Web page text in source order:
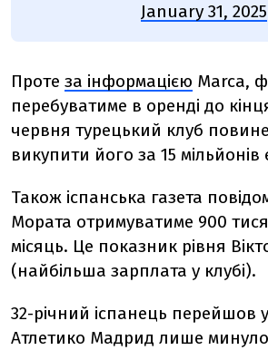
January 31, 2025
Проте за інформацією Marca,
перебуватиме в оренді до
червня турецький клуб
викупити його за 15 мільйонів
Також іспанська газета
Мората отримуватиме 900
місяць. Це показник рівня
(найбільша зарплата у клубі).
32-річний іспанець перейшов
Атлетико Мадрид лише